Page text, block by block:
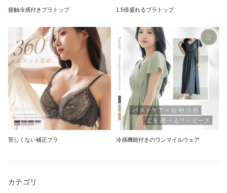
接触冷感付きブラトップ 1.5倍盛れるブラトップ
苦しくない補正ブラ 冷感機能付きのワンマイルウェア
カテゴリ